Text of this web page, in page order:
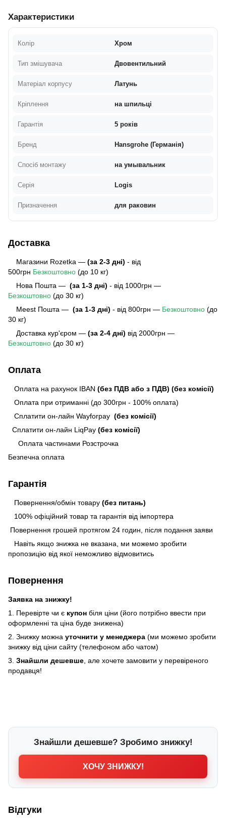
Характеристики
Колір Хром
Тип змішувача Двовентильний
Матеріал корпусу Латунь
Кріплення на шпильці
Гарантія 5 років
Бренд Hansgrohe (Германія)
Спосіб монтажу на умывальник
Серія Logis
Призначення для раковин
Доставка
Магазини Rozetka — (за 2-3 дні) - від
500грн Безкоштовно (до 10 кг)
Нова Пошта — (за 1-3 дні) - від 1000грн —
Безкоштовно (до 30 кг)
Meest Пошта — (за 1-3 дні) - від 800грн — Безкоштовно (до
30 кг)
Доставка кур'єром — (за 2-4 дні) від 2000грн —
Безкоштовно (до 30 кг)
Оплата
Оплата на рахунок IBAN (без ПДВ або з ПДВ) (без комісії)
Оплата при отриманні (до 300грн - 100% оплата)
Сплатити он-лайн Wayforpay (без комісії)
Сплатити он-лайн LiqPay (без комісії)
Оплата частинами Розстрочка
Безпечна оплата
Гарантія
Повернення/обмін товару (без питань)
100% офіційний товар та гарантія від імпортера
Повернення грошей протягом 24 годин, після подання заяви
Навіть якщо знижка не вказана, ми можемо зробити
пропозицію від якої неможливо відмовитись
Повернення
Заявка на знижку!
1. Перевірте чи є купон біля ціни (його потрібно ввести при
оформленні та ціна буде знижена)
2. Знижку можна уточнити у менеджера (ми можемо зробити
знижку від ціни сайту (телефоном або чатом)
3. Знайшли дешевше , але хочете замовити у перевіреного
продавця!
Знайшли дешевше? Зробимо знижку!
ХОЧУ ЗНИЖКУ!
Відгуки